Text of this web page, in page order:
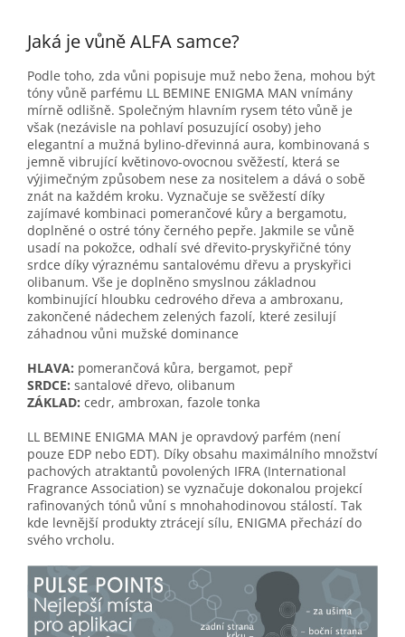
Jaká je vůně ALFA samce?
Podle toho, zda vůni popisuje muž nebo žena, mohou být
tóny vůně parfému LL BEMINE ENIGMA MAN vnímány
mírně odlišně. Společným hlavním rysem této vůně je
však (nezávisle na pohlaví posuzující osoby) jeho
elegantní a mužná bylino-dřevinná aura, kombinovaná s
jemně vibrující květinovo-ovocnou svěžestí, která se
výjimečným způsobem nese za nositelem a dává o sobě
znát na každém kroku. Vyznačuje se svěžestí díky
zajímavé kombinaci pomerančové kůry a bergamotu,
doplněné o ostré tóny černého pepře. Jakmile se vůně
usadí na pokožce, odhalí své dřevito-pryskyřičné tóny
srdce díky výraznému santalovému dřevu a pryskyřici
olibanum. Vše je doplněno smyslnou základnou
kombinující hloubku cedrového dřeva a ambroxanu,
zakončené nádechem zelených fazolí, které zesilují
záhadnou vůni mužské dominance
HLAVA: pomerančová kůra, bergamot, pepř
SRDCE: santalové dřevo, olibanum
ZÁKLAD: cedr, ambroxan, fazole tonka
LL BEMINE ENIGMA MAN je opravdový parfém (není
pouze EDP nebo EDT). Díky obsahu maximálního množství
pachových atraktantů povolených IFRA (International
Fragrance Association) se vyznačuje dokonalou projekcí
rafinovaných tónů vůní s mnohahodinovou stálostí. Tak
kde levnější produkty ztrácejí sílu, ENIGMA přechází do
svého vrcholu.